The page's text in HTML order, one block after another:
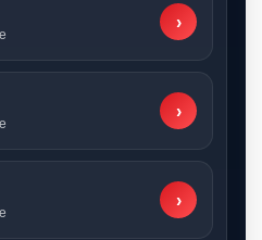
›
›
›